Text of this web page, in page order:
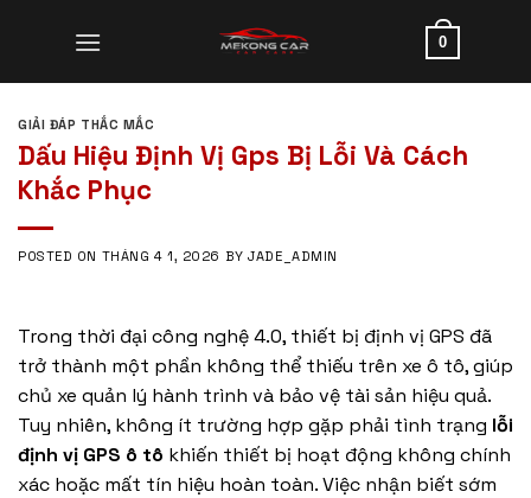
0
GIẢI ĐÁP THẮC MẮC
Dấu Hiệu Định Vị Gps Bị Lỗi Và Cách
Khắc Phục
POSTED ON THÁNG 4 1, 2026 BYJADE_ADMIN
Trong thời đại công nghệ 4.0, thiết bị định vị GPS đã
trở thành một phần không thể thiếu trên xe ô tô, giúp
chủ xe quản lý hành trình và bảo vệ tài sản hiệu quả.
Tuy nhiên, không ít trường hợp gặp phải tình trạng lỗi
định vị GPS ô tô khiến thiết bị hoạt động không chính
xác hoặc mất tín hiệu hoàn toàn. Việc nhận biết sớm